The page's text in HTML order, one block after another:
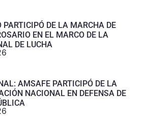
PARTICIPÓ DE LA MARCHA DE
EN EL MARCO DE LA
DE LUCHA
AMSAFE PARTICIPÓ DE LA
NACIONAL EN DEFENSA DE